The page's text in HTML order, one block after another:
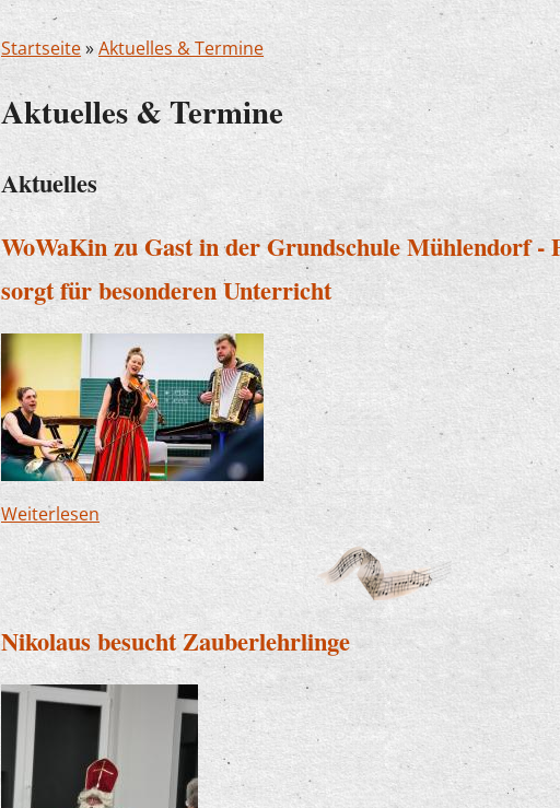
Startseite»Aktuelles & Termine
Aktuelles & Termine
Aktuelles
WoWaKin zu Gast in der Grundschule Mühlendorf -
sorgt für besonderen Unterricht
Weiterlesen über WoWaKin zu Gast in der Grundschule
für besonderen Unterricht
Nikolaus besucht Zauberlehrlinge